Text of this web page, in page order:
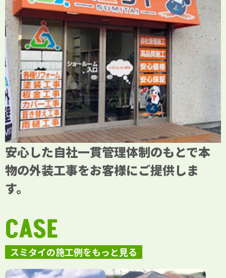
安心した自社一貫管理体制のもとで本
物の外装工事をお客様にご提供しま
す。
スミタイの施工例をもっと見る
CASE